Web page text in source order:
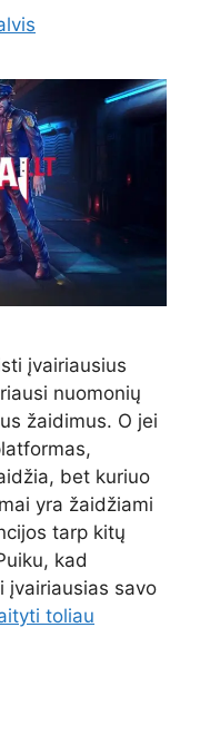
įvairiausius
nuomonių
žaidimus. O jei
bet kuriuo
yra žaidžiami
tarp kitų
kad
įvairiausias savo
toliau